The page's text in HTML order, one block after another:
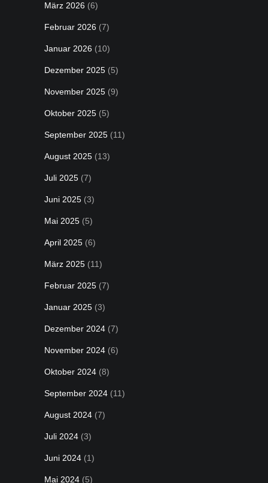
März 2026 (6)
Februar 2026 (7)
Januar 2026 (10)
Dezember 2025 (5)
November 2025 (9)
Oktober 2025 (5)
September 2025 (11)
August 2025 (13)
Juli 2025 (7)
Juni 2025 (3)
Mai 2025 (5)
April 2025 (6)
März 2025 (11)
Februar 2025 (7)
Januar 2025 (3)
Dezember 2024 (7)
November 2024 (6)
Oktober 2024 (8)
September 2024 (11)
August 2024 (7)
Juli 2024 (3)
Juni 2024 (1)
Mai 2024 (5)